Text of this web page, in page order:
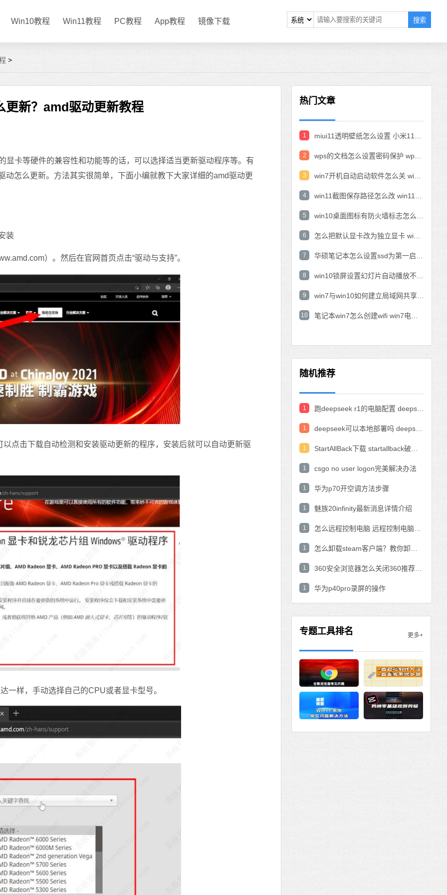
Win10教程 Win11教程 PC教程 App教程 镜像下载 搜索
>
更新？amd驱动更新教程
等硬件的兼容性和功能等的话，可以选择适当更新驱动程序等。有
怎么更新。方法其实很简单，下面小编就教下大家详细的amd驱动更
装
）。然后在官网首页点击“驱动与支持”。
击下载自动检测和安装驱动更新的程序，安装后就可以自动更新驱
样，手动选择自己的CPU或者显卡型号。
热门文章
1
2
3
4
5
6
7
8
9
10
随机推荐
1
1
1
1 csgo no user logon完美解决办法
1 华为p70开空调方法步骤
1 魅族20infinity最新消息详情介绍
1
1
1
1 华为p40pro录屏的操作
专题工具排名 更多+